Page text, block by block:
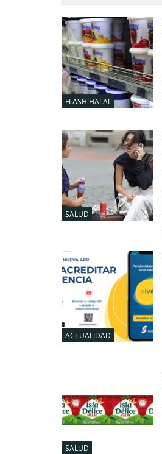
FLASH HALAL
SALUD
ACTUALIDAD
SALUD